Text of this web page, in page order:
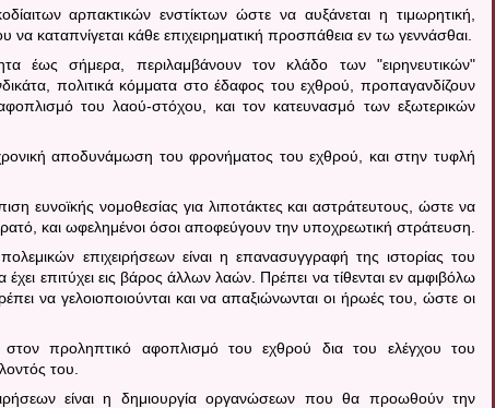
αρπακτικών ενστίκτων ώστε να αυξάνεται η τιμωρητική,
να καταπνίγεται κάθε επιχειρηματική προσπάθεια εν τω γεννάσθαι.
έως σήμερα, περιλαμβάνουν τον κλάδο των "ειρηνευτικών"
πολιτικά κόμματα στο έδαφος του εχθρού, προπαγανδίζουν
του λαού-στόχου, και τον κατευνασμό των εξωτερικών
αποδυνάμωση του φρονήματος του εχθρού, και στην τυφλή
ευνοϊκής νομοθεσίας για λιποτάκτες και αστράτευτους, ώστε να
και ωφελημένοι όσοι αποφεύγουν την υποχρεωτική στράτευση.
επιχειρήσεων είναι η επανασυγγραφή της ιστορίας του
επιτύχει εις βάρος άλλων λαών. Πρέπει να τίθενται εν αμφιβόλω
να γελοιοποιούνται και να απαξιώνωνται οι ήρωές του, ώστε οι
στον προληπτικό αφοπλισμό του εχθρού δια του ελέγχου του
του.
είναι η δημιουργία οργανώσεων που θα προωθούν την